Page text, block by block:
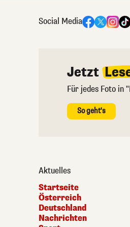
Social Media
Jetzt
Für jedes Foto in
So geht's
Aktuelles
Startseite
Österreich
Deutschland
Nachrichten